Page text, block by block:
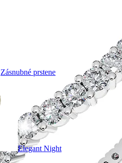
Zásnubné prstene
Elegant Night